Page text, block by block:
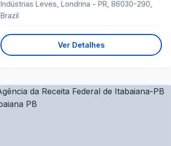
Indústrias Leves, Londrina - PR, 86030-290,
Brazil
Ver Detalhes